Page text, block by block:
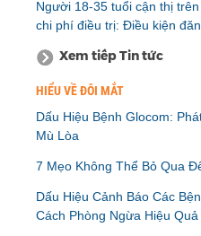
Người 18-35 tuổi cận thị
chi phí điều trị: Điều kiện
Xem tiếp Tin tức
HIỂU VỀ ĐÔI MẮT
Dấu Hiệu Bệnh Glocom:
Mù Lòa
7 Mẹo Không Thể Bỏ Qua
Dấu Hiệu Cảnh Báo Các
Cách Phòng Ngừa Hiệu Quả